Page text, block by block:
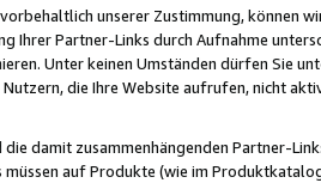
unserer Zustimmung, können
Ihrer Partner-Links durch Aufnahme
Unter keinen Umständen dürfen Sie
die Ihre Website aufrufen, nicht
damit zusammenhängenden Partner-
auf Produkte (wie im